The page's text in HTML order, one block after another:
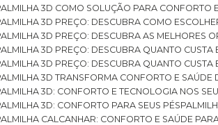
PALMILHA 3D COMO SOLUÇÃO PARA CONFORTO
PALMILHA 3D PREÇO: DESCUBRA COMO
PALMILHA 3D PREÇO: DESCUBRA AS MELHORES
PALMILHA 3D PREÇO: DESCUBRA QUANTO
PALMILHA 3D PREÇO: DESCUBRA QUANTO
PALMILHA 3D TRANSFORMA CONFORTO E
PALMILHA 3D: CONFORTO E TECNOLOGIA NOS
PALMILHA 3D: CONFORTO PARA SEUS PÉS
PALMILHA CALCANHAR: CONFORTO E SAÚDE